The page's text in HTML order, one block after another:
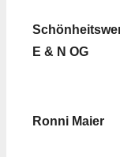
E & N OG
Ronni Maier